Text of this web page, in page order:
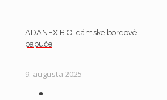
ADANEX BIO-dámske bordové
papuče
9. augusta 2025